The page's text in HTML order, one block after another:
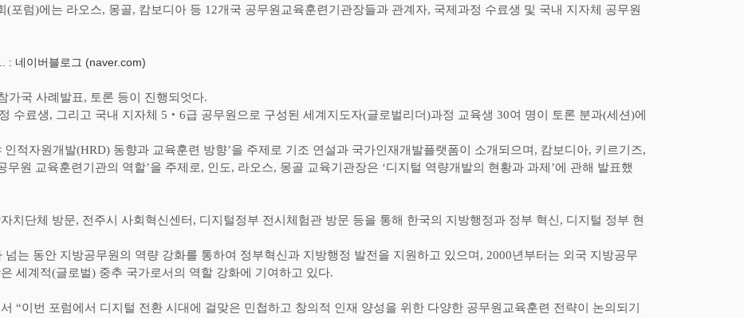
(포럼)에는 라오스, 몽골, 캄보디아 등 12개국 공무원교육훈련기관장들과 관계자, 국제과정 수료생 및 국내 지자체 공무원
: 네이버블로그 (naver.com)
가국 사례발표, 토론 등이 진행되엇다.
수료생, 그리고 국내 지자체 5 ‧ 6급 공무원으로 구성된 세계지도자(글로벌리더)과정 교육생 30여 명이 토론 분과(세션)에
인적자원개발(HRD) 동향과 교육훈련 방향’을 주제로 기조 연설과 국가인재개발플랫폼이 소개되으며 , 캄보디아, 키르기즈,
무원 교육훈련기관의 역할’을 주제로, 인도, 라오스, 몽골 교육기관장은 ‘디지털 역량개발의 현황과 과제 ’에 관해 발표했
치단체 방문, 전주시 사회혁신센터 , 디지털정부 전시체험관 방문 등을 통해 한국의 지방행정과 정부 혁신, 디지털 정부 현
넘는 동안 지방공무원의 역량 강화를 통하여 정부혁신과 지방행정 발전을 지원하고 있으며 , 2000년부터는 외국 지방공무
세계적(글로벌) 중추 국가로서의 역할 강화에 기여하고 있다.
“이번 포럼에서 디지털 전환 시대에 걸맞은 민첩하고 창의적 인재 양성을 위한 다양한 공무원교육훈련 전략이 논의되기